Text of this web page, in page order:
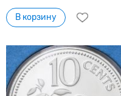
В корзину